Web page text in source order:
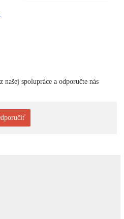
spolupráce a odporučte nás